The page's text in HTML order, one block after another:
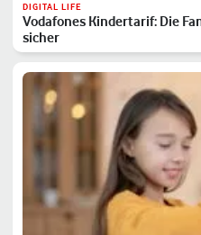
DIGITAL LIFE
Vodafones Kindertarif: Die
sicher